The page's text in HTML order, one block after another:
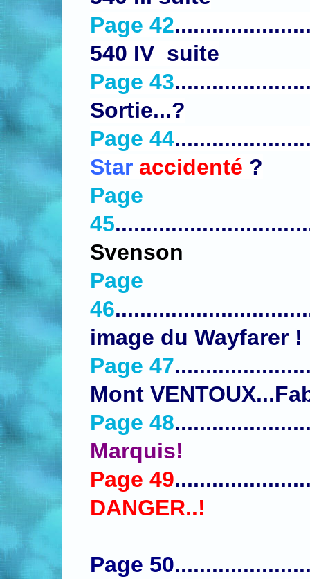
Page 42
540 IV suite
Page 43
Sortie...?
Page 44
Star accidenté ?
Page
45
Svenson
Page
46
image du Wayfarer !
Page 47
Mont
Page 48
Marquis!
Page 49
DANGER..!
Page 50